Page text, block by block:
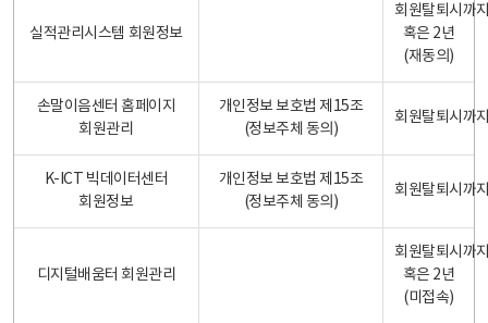
실적관리시스템 회원정보
회원탈퇴시까
혹은 2년
(재동의)
손말이음센터 홈페이지
회원관리
개인정보 보호법 제15조
(정보주체 동의)
회원탈퇴시까
K-ICT 빅데이터센터
회원정보
개인정보 보호법 제15조
(정보주체 동의)
회원탈퇴시까
디지털배움터 회원관리
회원탈퇴시까
혹은 2년
(미접속)